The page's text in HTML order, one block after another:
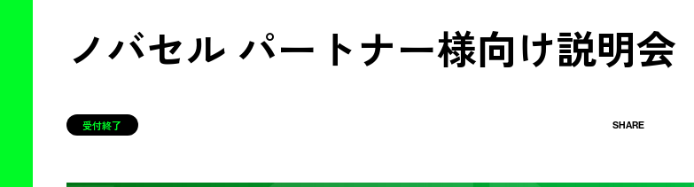
ノバセル パートナー様向け説明会
受付終了 SHARE